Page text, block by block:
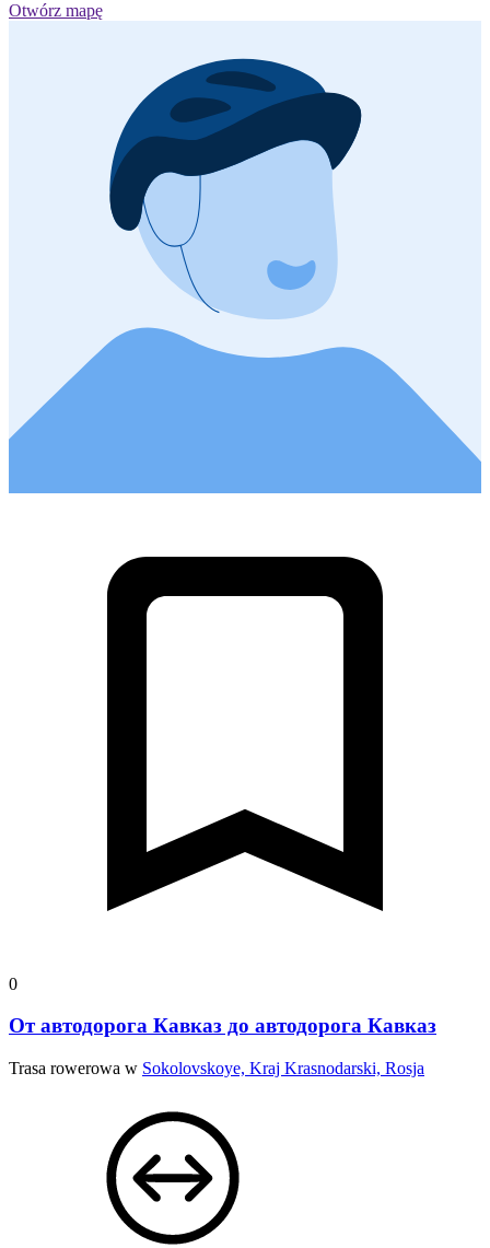
Otwórz mapę
0
От автодорога Кавказ до автодорога Кавказ
Trasa rowerowa w Sokolovskoye, Kraj Krasnodarski, Rosja